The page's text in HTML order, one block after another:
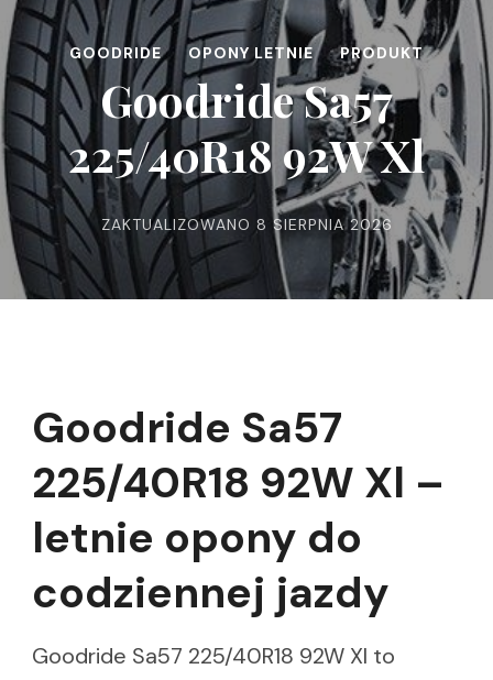
GOODRIDE OPONY LETNIE PRODUKT
Goodride Sa57
225/40R18 92W Xl
ZAKTUALIZOWANO 8 SIERPNIA 2026
Goodride Sa57
225/40R18 92W Xl –
letnie opony do
codziennej jazdy
Goodride Sa57 225/40R18 92W Xl to